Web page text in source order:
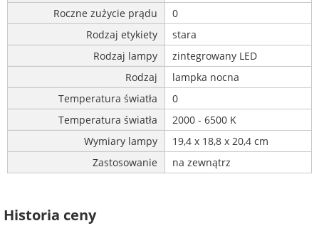
Roczne zużycie prądu
0
Rodzaj etykiety
stara
Rodzaj lampy
zintegrowany LED
Rodzaj
lampka nocna
Temperatura światła
0
Temperatura światła
2000 - 6500 K
Wymiary lampy
19,4 x 18,8 x 20,4 cm
Zastosowanie
na zewnątrz
Historia ceny